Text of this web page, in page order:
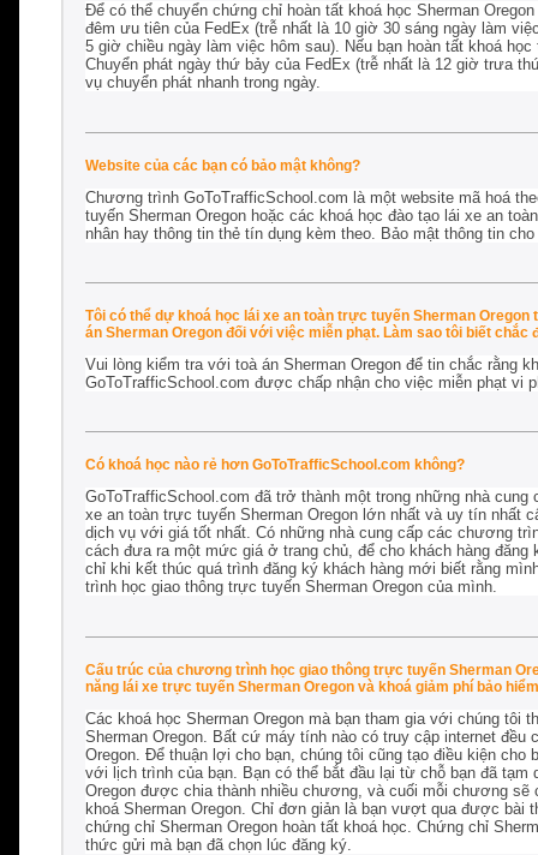
Để có thể chuyển chứng chỉ hoàn tất khoá học Sherman
đêm ưu tiên của FedEx (trễ nhất là 10 giờ 30 sáng ngày làm
5 giờ chiều ngày làm việc hôm sau). Nếu bạn hoàn tất khoá
Chuyển phát ngày thứ bảy của FedEx (trễ nhất là 12 giờ trưa
vụ chuyển phát nhanh trong ngày.
Website của các bạn có bảo mật không?
Chương trình GoToTrafficSchool.com là một website mã hoá
tuyến Sherman Oregon hoặc các khoá học đào tạo lái xe an
nhân hay thông tin thẻ tín dụng kèm theo. Bảo mật thông tin
Tôi có thể dự khoá học lái xe an toàn trực tuyến Sherman
án Sherman Oregon đối với việc miễn phạt. Làm sao tôi biết chắc
Vui lòng kiểm tra với toà án Sherman Oregon để tin chắc rằng
GoToTrafficSchool.com được chấp nhận cho việc miễn phạt vi
Có khoá học nào rẻ hơn GoToTrafficSchool.com không?
GoToTrafficSchool.com đã trở thành một trong những nhà
xe an toàn trực tuyến Sherman Oregon lớn nhất và uy tín nhất
dịch vụ với giá tốt nhất. Có những nhà cung cấp các chương
cách đưa ra một mức giá ở trang chủ, để cho khách hàng
chỉ khi kết thúc quá trình đăng ký khách hàng mới biết rằng
trình học giao thông trực tuyến Sherman Oregon của mình.
Cấu trúc của chương trình học giao thông trực tuyến Sherman
năng lái xe trực tuyến Sherman Oregon và khoá giảm phí bảo
Các khoá học Sherman Oregon mà bạn tham gia với chúng tôi
Sherman Oregon. Bất cứ máy tính nào có truy cập internet
Oregon. Để thuận lợi cho bạn, chúng tôi cũng tạo điều kiện cho
với lịch trình của bạn. Bạn có thể bắt đầu lại từ chỗ bạn đã
Oregon được chia thành nhiều chương, và cuối mỗi chương
khoá Sherman Oregon. Chỉ đơn giản là bạn vượt qua được bài
chứng chỉ Sherman Oregon hoàn tất khoá học. Chứng chỉ
thức gửi mà bạn đã chọn lúc đăng ký.